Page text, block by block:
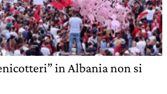
in Albania non si